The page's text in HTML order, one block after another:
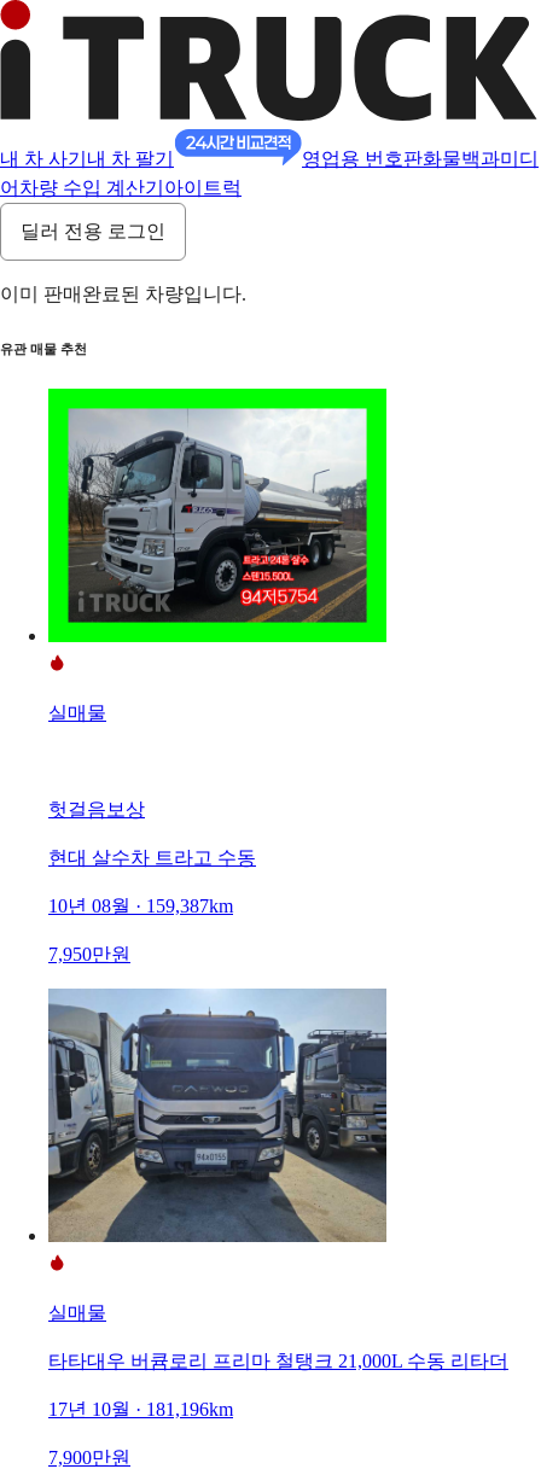
내 차 사기 내 차 팔기 영업용 번호판화물백과미디
어 차량 수입 계산기 아이트럭
딜러 전용 로그인
이미 판매완료된 차량입니다.
유관 매물 추천
실매물
헛걸음보상
현대 살수차 트라고 수동
10년 08월 · 159,387km
7,950만원
실매물
타타대우 버큠로리 프리마 철탱크 21,000L 수동 리타더
17년 10월 · 181,196km
7,900만원